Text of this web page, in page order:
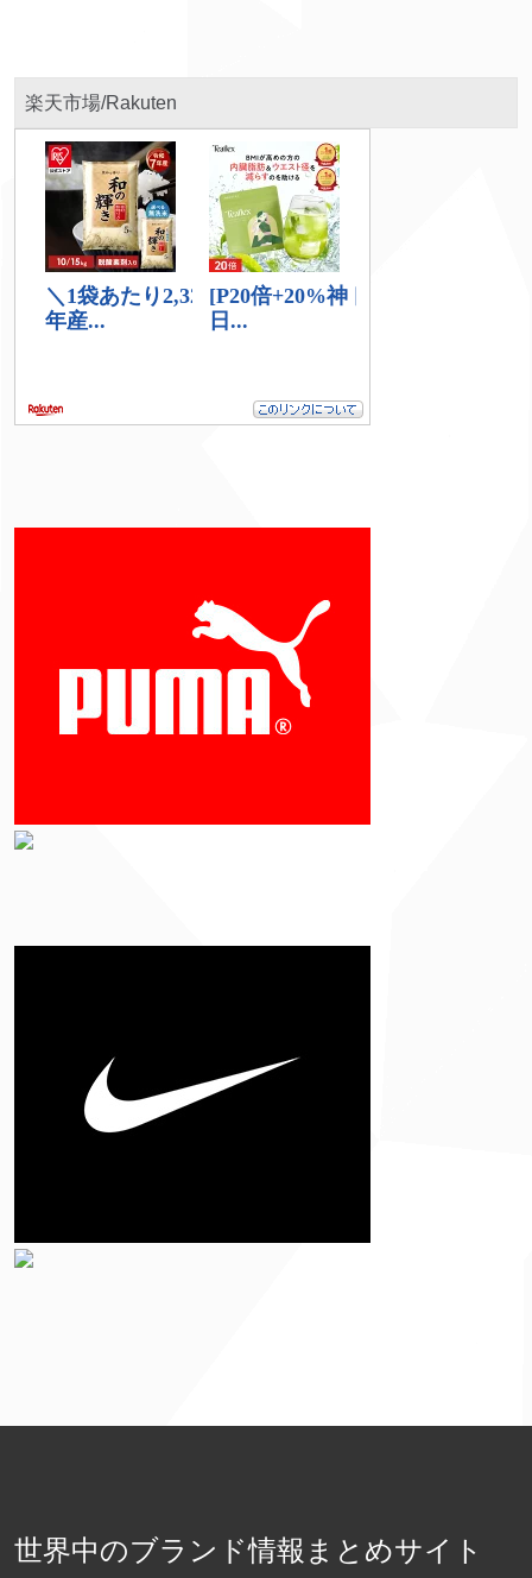
楽天市場/Rakuten
世界中のブランド情報まとめサイト